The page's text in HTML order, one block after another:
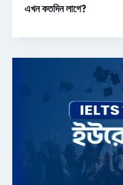
এখন কতদিন লাগে?